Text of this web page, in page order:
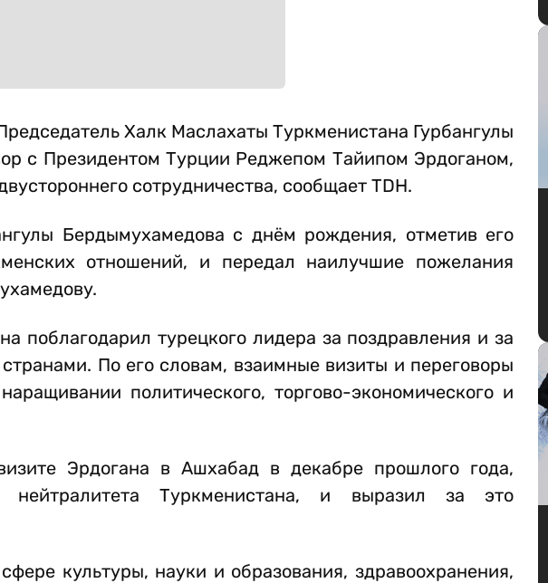
Халк Маслахаты Туркменистана Гурбангулы
с Президентом Турции Реджепом Тайипом Эрдоганом,
сотрудничества, сообщает TDH.
Бердымухамедова с днём рождения, отметив его
отношений, и передал наилучшие пожелания
поблагодарил турецкого лидера за поздравления и за
По его словам, взаимные визиты и переговоры
политического, торгово-экономического и
Эрдогана в Ашхабад в декабре прошлого года,
нейтралитета Туркменистана, и выразил за это
культуры, науки и образования, здравоохранения,